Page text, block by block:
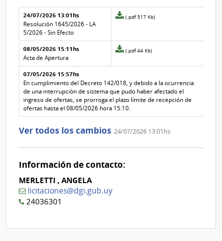
Aclaraciones del llamado
Fecha y
texto de
la
aclaración
Archivo
de la
aclaración
24/07/2026 13:01hs
Resolución 1645/2026 - LA
5/2026 - Sin Efecto
Archivo
la
aclaración
2
(.pdf 517 Kb)
08/05/2026 15:11hs
Acta de Apertura
Archivo
de
aclaración
Nº
1
(.pdf 44 Kb)
07/05/2026 15:57hs
En cumplimiento del Decreto 142/018, y debido a la ocurrencia
de una interrupción de sistema que pudo haber afectado el
ingreso de ofertas, se prorroga el plazo límite de recepción de
ofertas hasta el 08/05/2026 hora 15:10.
Ver todos los cambios 24/07/2026 13:01hs
Información de contacto:
MERLETTI , ANGELA
licitaciones@dgi.gub.uy
24036301